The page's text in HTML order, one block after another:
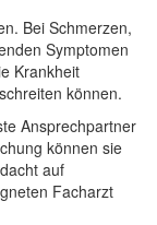
Bei Schmerzen,
Symptomen
Krankheit
können.
Ansprechpartner
können sie
auf
Facharzt